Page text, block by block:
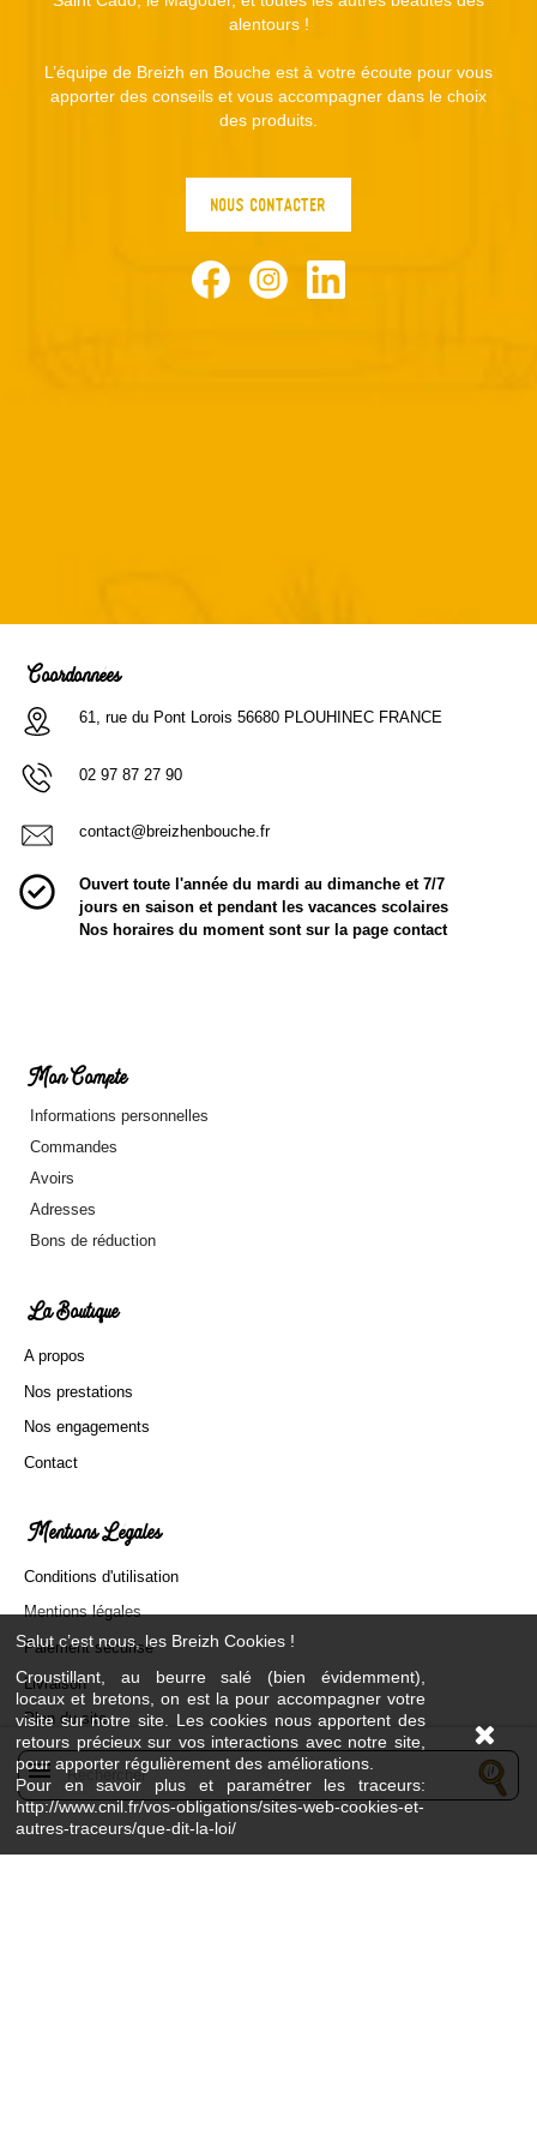
alentours !
L’équipe de Breizh en Bouche est à votre écoute pour vous
apporter des conseils et vous accompagner dans le choix
des produits.
NOUS CONTACTER
FacebookInstagram
Coordonnées
61, rue du Pont Lorois 56680 PLOUHINEC FRANCE
02 97 87 27 90
contact@breizhenbouche.fr
Ouvert toute l'année du mardi au dimanche et 7/7
jours en saison et pendant les vacances scolaires
Nos horaires du moment sont sur la page contact
Mon Compte
Informations personnelles
Commandes
Avoirs
Adresses
Bons de réduction
La Boutique
A propos
Nos prestations
Nos engagements
Contact
Mentions Légales
Conditions d'utilisation
Mentions légales
Paiement sécurisé
Livraison
Plan du site
menu
Salut c’est nous, les Breizh Cookies !
Croustillant, au beurre salé (bien évidemment),
locaux et bretons, on est la pour accompagner votre
visite sur notre site. Les cookies nous apportent des
retours précieux sur vos interactions avec notre site,
pour apporter régulièrement des améliorations.
Pour en savoir plus et paramétrer les traceurs:
http://www.cnil.fr/vos-obligations/sites-web-cookies-et-
autres-traceurs/que-dit-la-loi/